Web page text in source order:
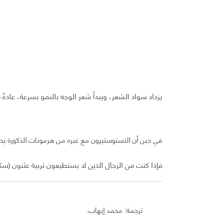
يزداد سواد الشعر، ويبدأ شعر الوجه بالنمو بسرعة،
في حين أن التستوستيرون مع غيره من هرمونات الذكورة
فإذا كنت من الرجال الذين لا يستطيعون تربية
ترجمة: محمد إيهاب.